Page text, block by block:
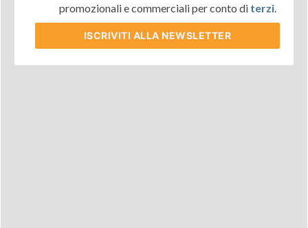
promozionali e commerciali per conto di terzi.
ISCRIVITI ALLA NEWSLETTER